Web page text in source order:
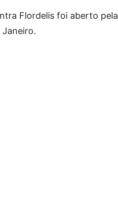
Flordelis foi aberto pela
Janeiro.